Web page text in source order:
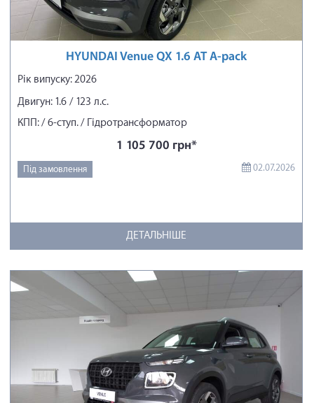
HYUNDAI Venue QX 1.6 AT A-pack
Рік випуску: 2026
Двигун: 1.6 / 123 л.с.
КПП: / 6-ступ. / Гідротрансформатор
1 105 700 грн*
Під замовлення 02.07.2026
ДЕТАЛЬНІШЕ